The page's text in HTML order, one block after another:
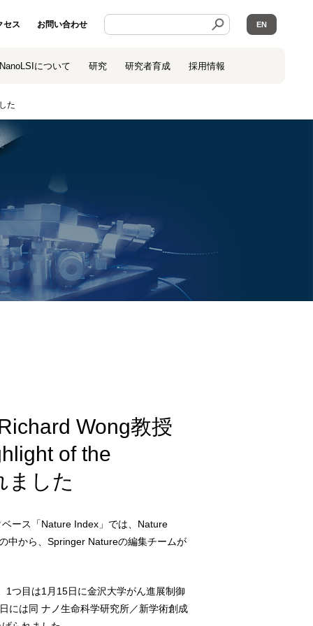
セス お問い合わせ EN
NanoLSIについて 研究 研究者育成 採用情報
た
Wong教授
of the
ました
ース「Nature Index」では、Nature
中から、Springer Natureの編集チームが
1つ目は1月15日に金沢大学がん進展制御
には同 ナノ生命科学研究所／新学術創成